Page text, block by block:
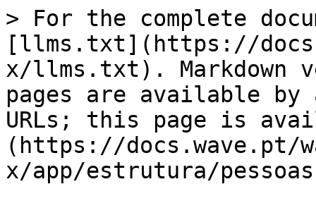
> For the complete
[llms.txt](https://
x/llms.txt). Markdown
pages are available by
URLs; this page is
(https://docs.wave.pt/
x/app/estrutura/